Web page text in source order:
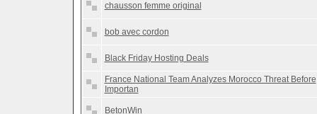
chausson femme original
bob avec cordon
Black Friday Hosting Deals
France National Team Analyzes Morocco Threat Before
Importan
BetonWin